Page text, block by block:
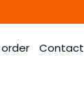
Contact